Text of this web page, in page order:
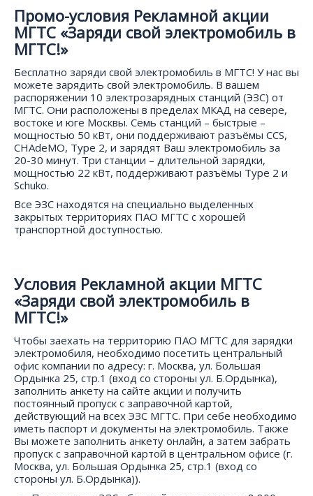
Промо-условия Рекламной акции
МГТС «Заряди свой электромобиль в
МГТС!»
Бесплатно заряди свой электромобиль в МГТС! У нас вы
можете зарядить свой электромобиль. В вашем
распоряжении 10 электрозарядных станций (ЭЗС) от
МГТС. Они расположены в пределах МКАД на севере,
востоке и юге Москвы. Семь станций – быстрые –
мощностью 50 кВт, они поддерживают разъёмы CCS,
СHAdeMO, Type 2, и зарядят Ваш электромобиль за
20-30 минут. Три станции – длительной зарядки,
мощностью 22 кВт, поддерживают разъёмы Type 2 и
Schuko.
Все ЭЗС находятся на специально выделенных
закрытых территориях ПАО МГТС с хорошей
транспортной доступностью.
Условия Рекламной акции МГТС
«Заряди свой электромобиль в
МГТС!»
Чтобы заехать на территорию ПАО МГТС для зарядки
электромобиля, необходимо посетить центральный
офис компании по адресу: г. Москва, ул. Большая
Ордынка 25, стр.1 (вход со стороны ул. Б.Ордынка),
заполнить анкету на сайте акции и получить
постоянный пропуск с заправочной картой,
действующий на всех ЭЗС МГТС. При себе необходимо
иметь паспорт и документы на электромобиль. Также
Вы можете заполнить анкету онлайн, а затем забрать
пропуск с заправочной картой в центральном офисе (г.
Москва, ул. Большая Ордынка 25, стр.1 (вход со
стороны ул. Б.Ордынка)).